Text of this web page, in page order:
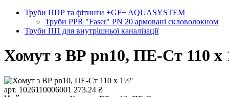
Труби ППР та фітинги +GF+ AQUASYSTEM
Труби PPR "Faser" PN 20 армовані скловолокном
Труби ПП для внутрішньої каналізації
Хомут з ​​ВР pn10, ПЕ-Ст 110 х
арт. 1026110006001 273.24 ₴